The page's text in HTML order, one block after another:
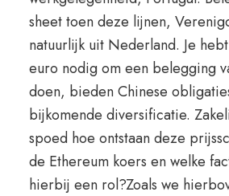
sheet toen deze lijnen,
natuurlijk uit Nederland. Je
euro nodig om een belegging
doen, bieden Chinese
bijkomende diversificatie.
spoed hoe ontstaan deze
de Ethereum koers en welke
hierbij een rol?Zoals we